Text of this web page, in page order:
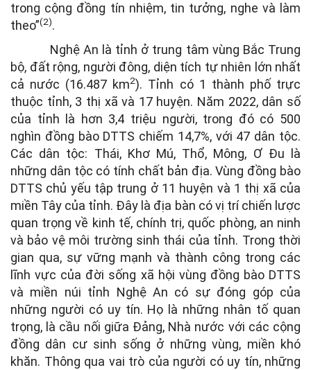
trong cộng đồng tín nhiệm, tin tưởng, nghe và làm
theo”(2).
Nghệ An là tỉnh ở trung tâm vùng Bắc Trung
bộ, đất rộng, người đông, diện tích tự nhiên lớn nhất
cả nước (16.487 km2). Tỉnh có 1 thành phố trực
thuộc tỉnh, 3 thị xã và 17 huyện. Năm 2022, dân số
của tỉnh là hơn 3,4 triệu người, trong đó có 500
nghìn đồng bào DTTS chiếm 14,7%, với 47 dân tộc.
Các dân tộc: Thái, Khơ Mú, Thổ, Mông, Ơ Đu là
những dân tộc có tính chất bản địa. Vùng đồng bào
DTTS chủ yếu tập trung ở 11 huyện và 1 thị xã của
miền Tây của tỉnh. Đây là địa bàn có vị trí chiến lược
quan trọng về kinh tế, chính trị, quốc phòng, an ninh
và bảo vệ môi trường sinh thái của tỉnh. Trong thời
gian qua, sự vững mạnh và thành công trong các
lĩnh vực của đời sống xã hội vùng đồng bào DTTS
và miền núi tỉnh Nghệ An có sự đóng góp của
những người có uy tín. Họ là những nhân tố quan
trọng, là cầu nối giữa Đảng, Nhà nước với các cộng
đồng dân cư sinh sống ở những vùng, miền khó
khăn. Thông qua vai trò của người có uy tín, những